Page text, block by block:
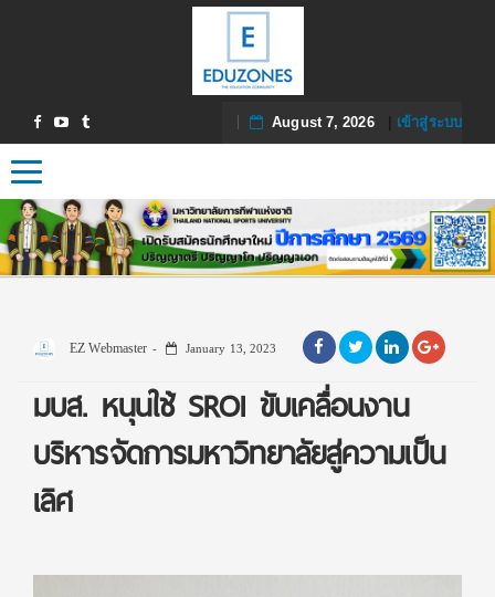
August 7, 2026| เข้าสู่ระบบ
Toggle navigation
EZ Webmaster January 13, 2023
มบส. หนุนใช้ SROI ขับเคลื่อนงาน
บริหารจัดการมหาวิทยาลัยสู่ความเป็น
เลิศ